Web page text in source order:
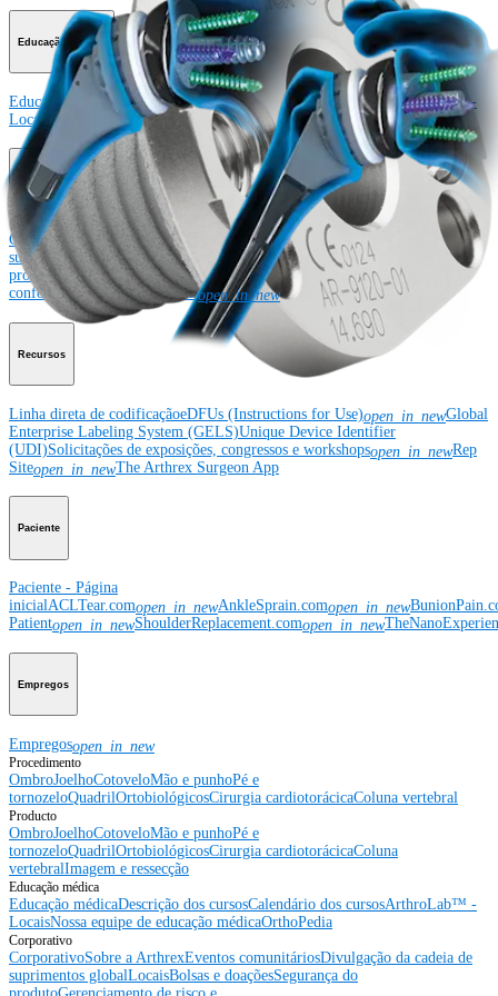
Educação médica
Educação médicaDescrição dos cursos Calendário dos cursos ArthroLab™ -
Locais Nossa equipe de educação médica OrthoPedia
Corporativo
CorporativoSobre a Arthrex Eventos comunitários
Divulgação da cadeia de
suprimentos globalLocaisBolsas e doaçõesSegurança do
produtoGerenciamento de risco e
conformidadePatentesNotíciasopen_in_newSBA Support
Recursos
Linha direta de codificaçãoeDFUs (Instructions for Use)open_in_newGlobal
Enterprise Labeling System (GELS)Unique Device Identifier
(UDI)Solicitações de exposições, congressos e workshopsopen_in_newRep
Siteopen_in_newThe Arthrex Surgeon App
Paciente
Paciente - Página
inicialACLTear.comopen_in_newAnkleSprain.comopen_in_new
Patientopen_in_newShoulderReplacement.comopen_in_new
Empregos
Empregosopen_in_new
Procedimento
OmbroJoelhoCotoveloMão e punhoPé e
tornozeloQuadrilOrtobiológicosCirurgia cardiotorácicaColuna vertebral
Producto
OmbroJoelhoCotoveloMão e punhoPé e
tornozeloQuadrilOrtobiológicosCirurgia cardiotorácicaColuna
vertebralImagem e ressecção
Educação médica
Educação médicaDescrição dos cursosCalendário dos cursosArthroLab™ -
LocaisNossa equipe de educação médicaOrthoPedia
Corporativo
CorporativoSobre a ArthrexEventos comunitáriosDivulgação da cadeia de
suprimentos globalLocaisBolsas e doaçõesSegurança do